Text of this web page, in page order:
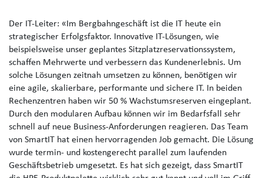
Der IT-Leiter: «Im Bergbahngeschäft ist die IT heute ein
strategischer Erfolgsfaktor. Innovative IT-Lösungen, wie
beispielsweise unser geplantes Sitzplatzreservationssystem,
schaffen Mehrwerte und verbessern das Kundenerlebnis. Um
solche Lösungen zeitnah umsetzen zu können, benötigen wir
eine agile, skalierbare, performante und sichere IT. In beiden
Rechenzentren haben wir 50 % Wachstumsreserven eingeplant.
Durch den modularen Aufbau können wir im Bedarfsfall sehr
schnell auf neue Business-Anforderungen reagieren. Das Team
von SmartIT hat einen hervorragenden Job gemacht. Die Lösung
wurde termin- und kostengerecht parallel zum laufenden
Geschäftsbetrieb umgesetzt. Es hat sich gezeigt, dass SmartIT